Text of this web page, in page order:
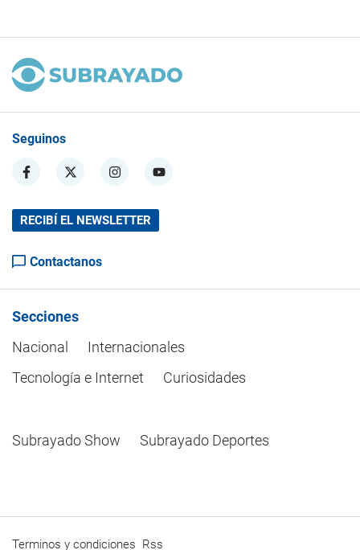
Seguinos
RECIBÍ EL NEWSLETTER
Contactanos
Secciones
Nacional
Internacionales
Tecnología e Internet
Curiosidades
Subrayado Show Subrayado Deportes
Terminos y condiciones Rss